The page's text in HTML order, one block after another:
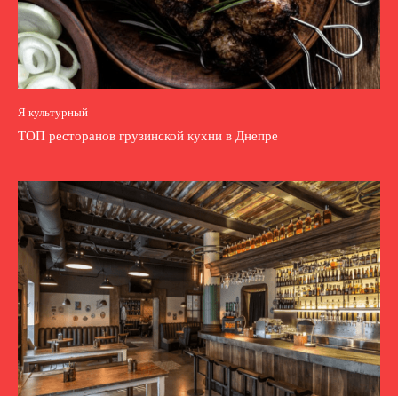
Я культурный
ТОП ресторанов грузинской кухни в Днепре